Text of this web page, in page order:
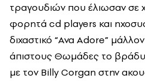
τραγουδιών που έλιωσαν σε
φορητά cd players και
διχαστικό “Ava Adore”
άπιστους Θωμάδες το βράδυ
με τον BillyCorgan στην